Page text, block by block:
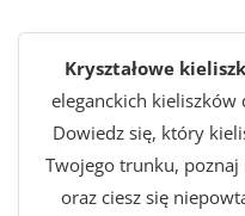
Kryształowe
eleganckich
Dowiedz się, który
Twojego trunku,
oraz ciesz się